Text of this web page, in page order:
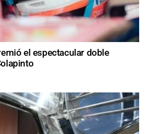
el espectacular doble